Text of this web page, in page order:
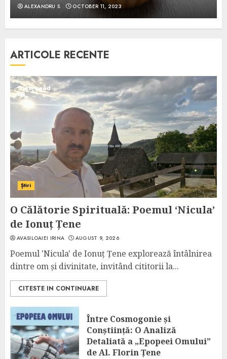
ALEXANDRU S. OCTOBER 11, 2023
ARTICOLE RECENTE
5 min read
Știri
O Călătorie Spirituală: Poemul ‘Nicula’
de Ionuț Țene
AVASILOAIEI IRINA AUGUST 9, 2026
Poemul 'Nicula' de Ionuț Țene explorează întâlnirea
dintre om și divinitate, invitând cititorii la...
CITESTE IN CONTINUARE
Între Cosmogonie și
Conștiință: O Analiză
Detaliată a „Epopeei Omului”
de Al. Florin Țene